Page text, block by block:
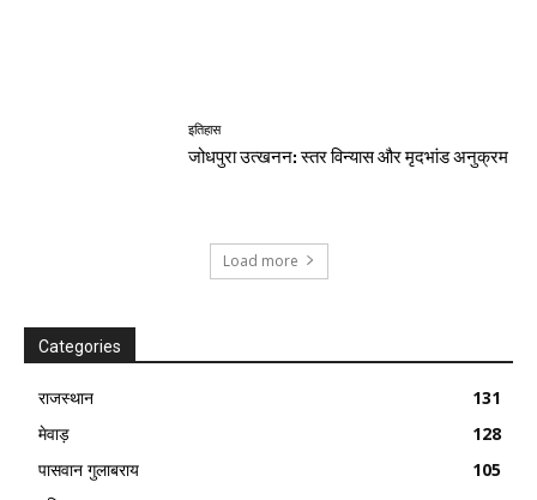
इतिहास
जोधपुरा उत्खनन: स्तर विन्यास और मृदभांड अनुक्रम
Load more
Categories
राजस्थान
131
मेवाड़
128
पासवान गुलाबराय
105